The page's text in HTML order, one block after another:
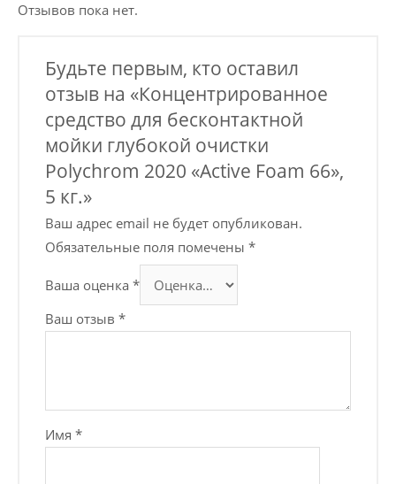
Отзывов пока нет.
Будьте первым, кто оставил
отзыв на «Концентрированное
средство для бесконтактной
мойки глубокой очистки
Polychrom 2020 «Active Foam 66»,
5 кг.»
Ваш адрес email не будет опубликован.
Обязательные поля помечены*
Ваша оценка*
Ваш отзыв*
Имя*